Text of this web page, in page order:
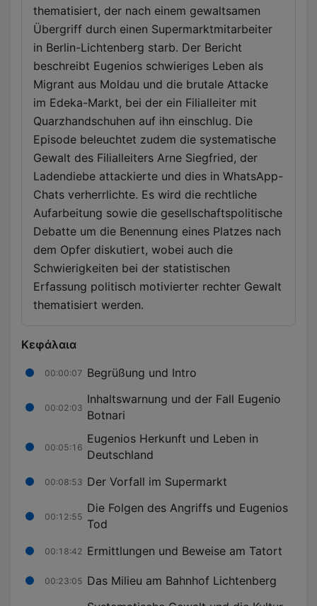
thematisiert, der nach einem gewaltsamen
Übergriff durch einen Supermarktmitarbeiter
in Berlin-Lichtenberg starb. Der Bericht
beschreibt Eugenios schwieriges Leben als
Migrant aus Moldau und die brutale Attacke
im Edeka-Markt, bei der ein Filialleiter mit
Quarzhandschuhen auf ihn einschlug. Die
Episode beleuchtet zudem die systematische
Gewalt des Filialleiters Arne Siegfried, der
Ladendiebe attackierte und dies in WhatsApp-
Chats verherrlichte. Es wird die rechtliche
Aufarbeitung sowie die gesellschaftspolitische
Debatte um die Benennung eines Platzes nach
dem Opfer diskutiert, wobei auch die
Schwierigkeiten bei der statistischen
Erfassung politisch motivierter rechter Gewalt
thematisiert werden.
Κεφάλαια
00:00:07 Begrüßung und Intro
00:02:03
Inhaltswarnung und der Fall Eugenio
Botnari
00:05:16
Eugenios Herkunft und Leben in
Deutschland
00:08:53 Der Vorfall im Supermarkt
00:12:55
Die Folgen des Angriffs und Eugenios
Tod
00:18:42 Ermittlungen und Beweise am Tatort
00:23:05 Das Milieu am Bahnhof Lichtenberg